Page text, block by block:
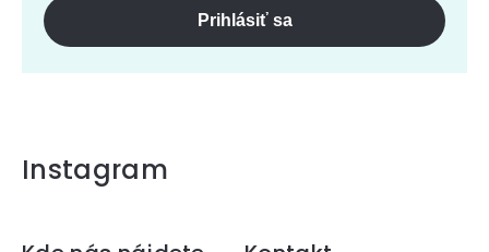
Prihlásiť sa
Instagram